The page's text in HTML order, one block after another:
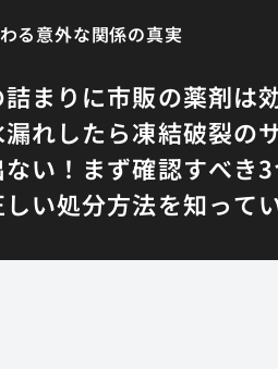
る意外な関係の真実
まりに市販の薬剤は
れしたら凍結破裂の
い！まず確認すべき
い処分方法を知って